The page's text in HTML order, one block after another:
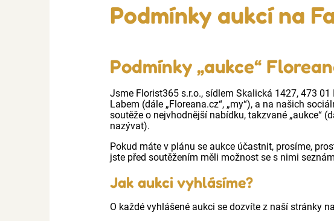
Podmínky aukcí na
Podmínky „aukce“
Jsme Florist365 s.r.o., sídlem Skalická 1427, 473
Labem (dále „Floreana.cz“, „my“), a na našich
soutěže o nejvhodnější nabídku, takzvané „aukce“
nazývat).
Pokud máte v plánu se aukce účastnit, prosíme,
jste před soutěžením měli možnost se s nimi
Jak aukci vyhlásíme?
O každé vyhlášené aukci se dozvíte z naší stránky